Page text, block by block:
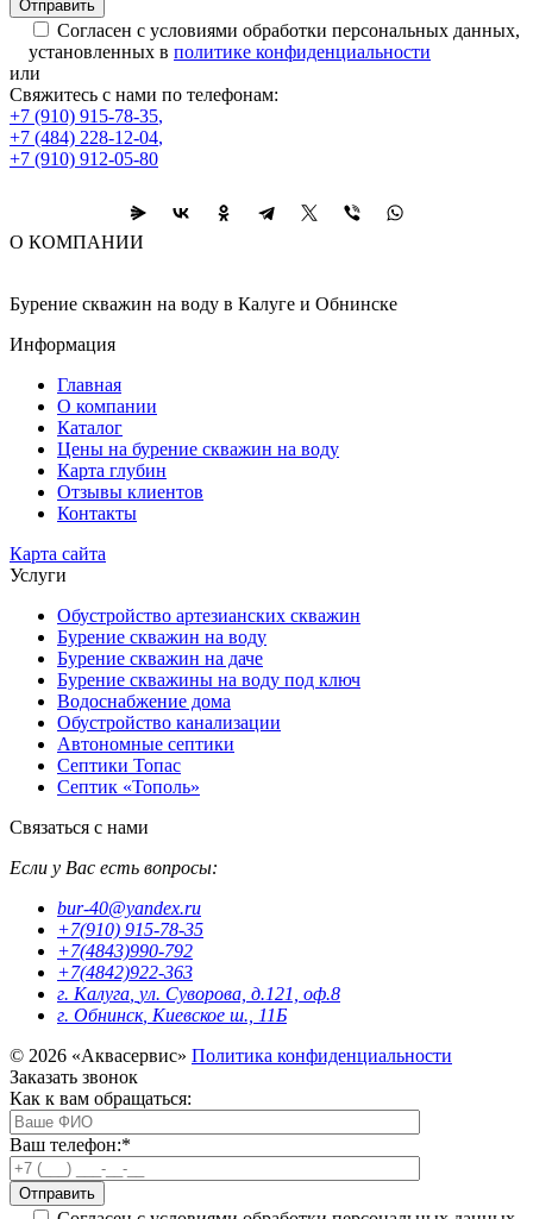
Согласен с условиями обработки персональных данных,
установленных в политике конфиденциальности
или
Свяжитесь с нами по телефонам:
+7 (910) 915-78-35,
+7 (484) 228-12-04,
+7 (910) 912-05-80
О КОМПАНИИ
Бурение скважин на воду в Калуге и Обнинске
Информация
Главная
О компании
Каталог
Цены на бурение скважин на воду
Карта глубин
Отзывы клиентов
Контакты
Карта сайта
Услуги
Обустройство артезианских скважин
Бурение скважин на воду
Бурение скважин на даче
Бурение скважины на воду под ключ
Водоснабжение дома
Обустройство канализации
Автономные септики
Септики Топас
Септик «Тополь»
Связаться с нами
Если у Вас есть вопросы:
bur-40@yandex.ru
+7(910) 915-78-35
+7(4843)990-792
+7(4842)922-363
г. Калуга ул. Суворова, д.121, оф.8
г. Обнинск, Киевское ш., 11Б
© 2026 «Аквасервис» Политика конфиденциальности
Заказать звонок
Как к вам обращаться:
Ваш телефон:*